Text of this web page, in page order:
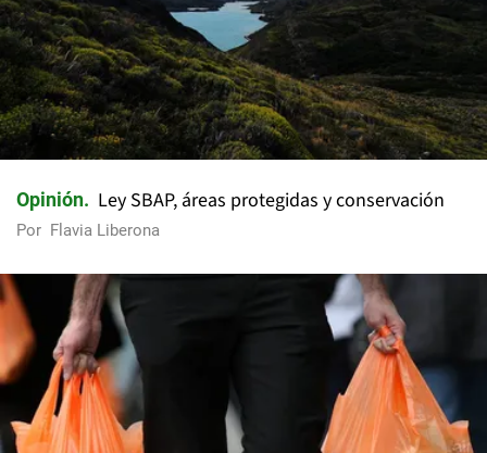
Opinión Ley SBAP, áreas protegidas y conservación
Por Flavia Liberona